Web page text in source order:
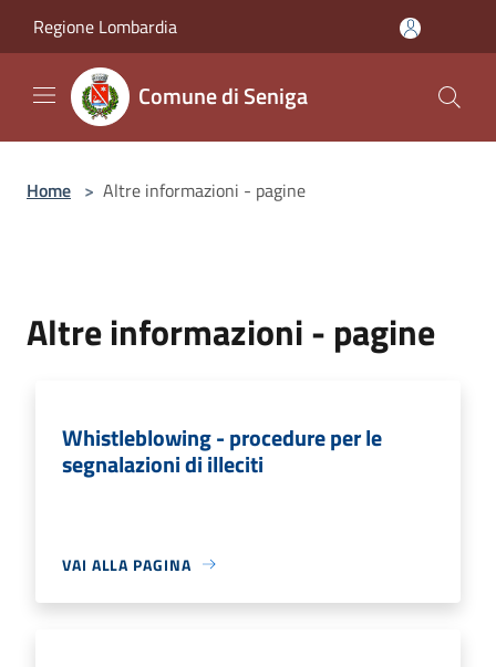
Regione Lombardia
Comune di Seniga
Home > Altre informazioni - pagine
Altre informazioni - pagine
Whistleblowing - procedure per le
segnalazioni di illeciti
VAI ALLA PAGINA